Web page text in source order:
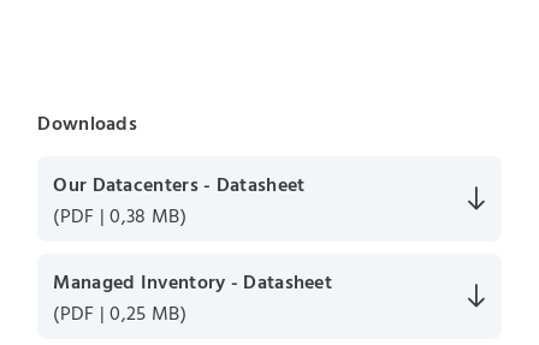
Downloads
Our Datacenters - Datasheet
(PDF | 0,38 MB)
Managed Inventory - Datasheet
(PDF | 0,25 MB)